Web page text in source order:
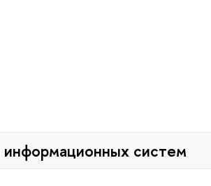
информационных систем